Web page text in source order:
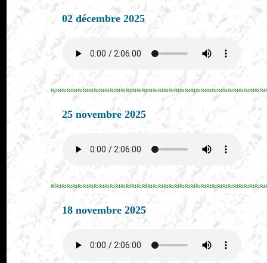
02 décembre 2025
25 novembre 2025
18 novembre 2025